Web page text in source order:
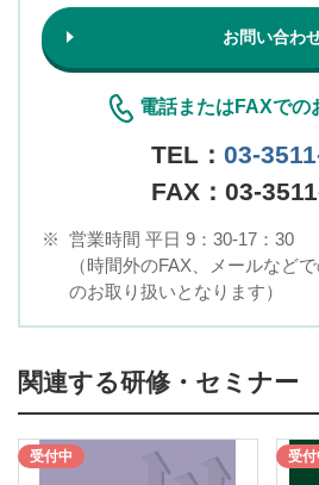
お問い合わ
電話またはFAXでの
TEL： 03-
FAX：03-
※ 営業時間 平日 9：30-17：30
（時間外のFAX、メールなど
のお取り扱いとなります）
関連する研修・セミナー
受付中 受付